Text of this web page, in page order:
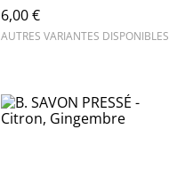
6,00 €
AUTRES VARIANTES DISPONIBLES